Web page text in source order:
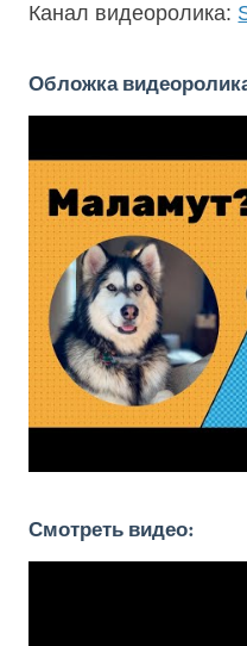
Канал видеоролика:
Обложка
Смотреть видео: